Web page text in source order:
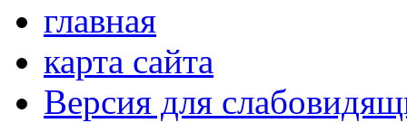
главная
карта сайта
Версия для